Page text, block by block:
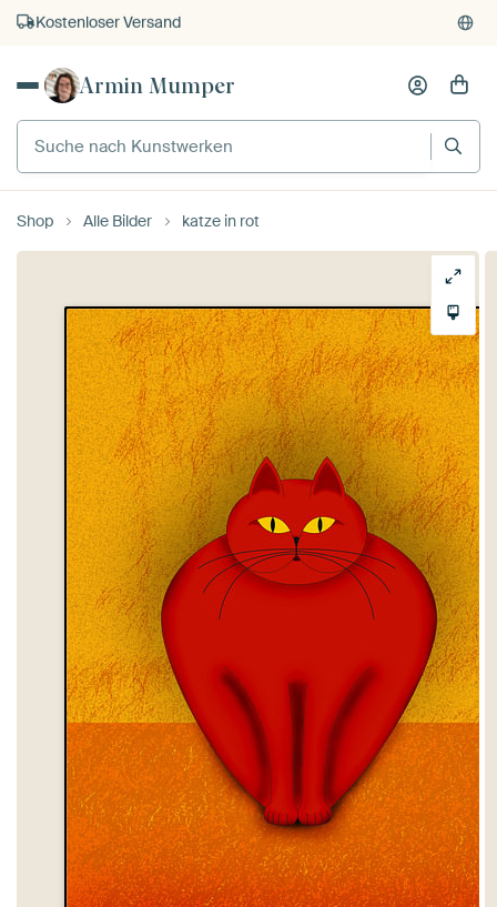
Kauf auf Rechnung
Individueller Druck auf Bestellung
Armin Mumper
Shop Alle Bilder katze in rot